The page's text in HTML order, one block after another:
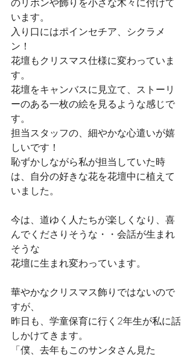
います。
入り口にはポインセチア、シクラメ
ン！
花壇もクリスマス仕様に変わっていま
す。
花壇をキャンバスに見立て、ストーリ
ーのある一枚の絵を見るような感じで
す。
担当スタッフの、細やかな心遣いが嬉
しいです！
恥ずかしながら私が担当していた時
は、自分の好きな花を花壇中に植えて
いました。
今は、道ゆく人たちが楽しくなり、喜
んでくださりそうな・・会話が生まれ
そうな
花壇に生まれ変わっています。
華やかなクリスマス飾りではないので
すが、
昨日も、学童保育に行く2年生が私に話
しかけてきます。
「僕、去年もこのサンタさん見た